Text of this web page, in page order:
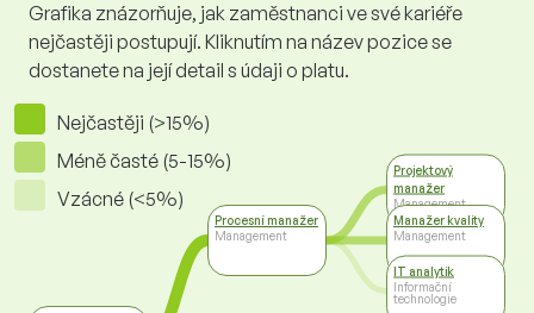
Grafika znázorňuje, jak zaměstnanci ve své kariéře
nejčastěji postupují. Kliknutím na název pozice se
dostanete na její detail s údaji o platu.
Nejčastěji (>15%)
Méně časté (5-15%)
Vzácné (<5%)
Procesní manažer
Management
Projektový
manažer
Management
Manažer kvality
Management
IT analytik
Informační
technologie